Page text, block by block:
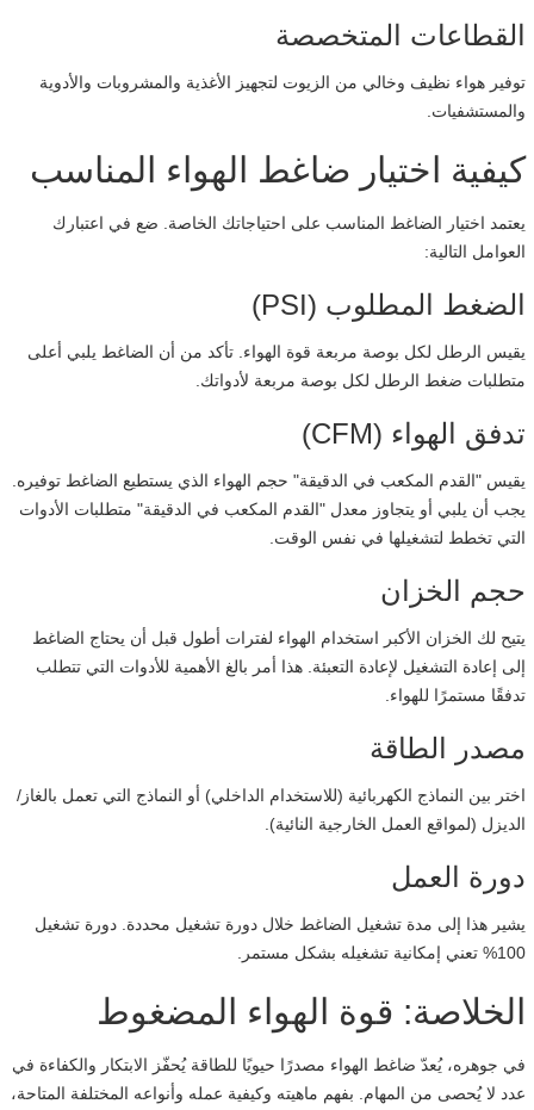
القطاعات المتخصصة
توفير هواء نظيف وخالي من الزيوت لتجهيز الأغذية والمشروبات والأدوية
والمستشفيات.
كيفية اختيار ضاغط الهواء المناسب
يعتمد اختيار الضاغط المناسب على احتياجاتك الخاصة. ضع في اعتبارك
العوامل التالية:
الضغط المطلوب (PSI)
يقيس الرطل لكل بوصة مربعة قوة الهواء. تأكد من أن الضاغط يلبي أعلى
متطلبات ضغط الرطل لكل بوصة مربعة لأدواتك.
تدفق الهواء (CFM)
يقيس "القدم المكعب في الدقيقة" حجم الهواء الذي يستطيع الضاغط توفيره.
يجب أن يلبي أو يتجاوز معدل "القدم المكعب في الدقيقة" متطلبات الأدوات
التي تخطط لتشغيلها في نفس الوقت.
حجم الخزان
يتيح لك الخزان الأكبر استخدام الهواء لفترات أطول قبل أن يحتاج الضاغط
إلى إعادة التشغيل لإعادة التعبئة. هذا أمر بالغ الأهمية للأدوات التي تتطلب
تدفقًا مستمرًا للهواء.
مصدر الطاقة
اختر بين النماذج الكهربائية (للاستخدام الداخلي) أو النماذج التي تعمل بالغاز/
الديزل (لمواقع العمل الخارجية النائية).
دورة العمل
يشير هذا إلى مدة تشغيل الضاغط خلال دورة تشغيل محددة. دورة تشغيل
100% تعني إمكانية تشغيله بشكل مستمر.
الخلاصة: قوة الهواء المضغوط
في جوهره، يُعدّ ضاغط الهواء مصدرًا حيويًا للطاقة يُحفّز الابتكار والكفاءة في
عدد لا يُحصى من المهام. بفهم ماهيته وكيفية عمله وأنواعه المختلفة المتاحة،